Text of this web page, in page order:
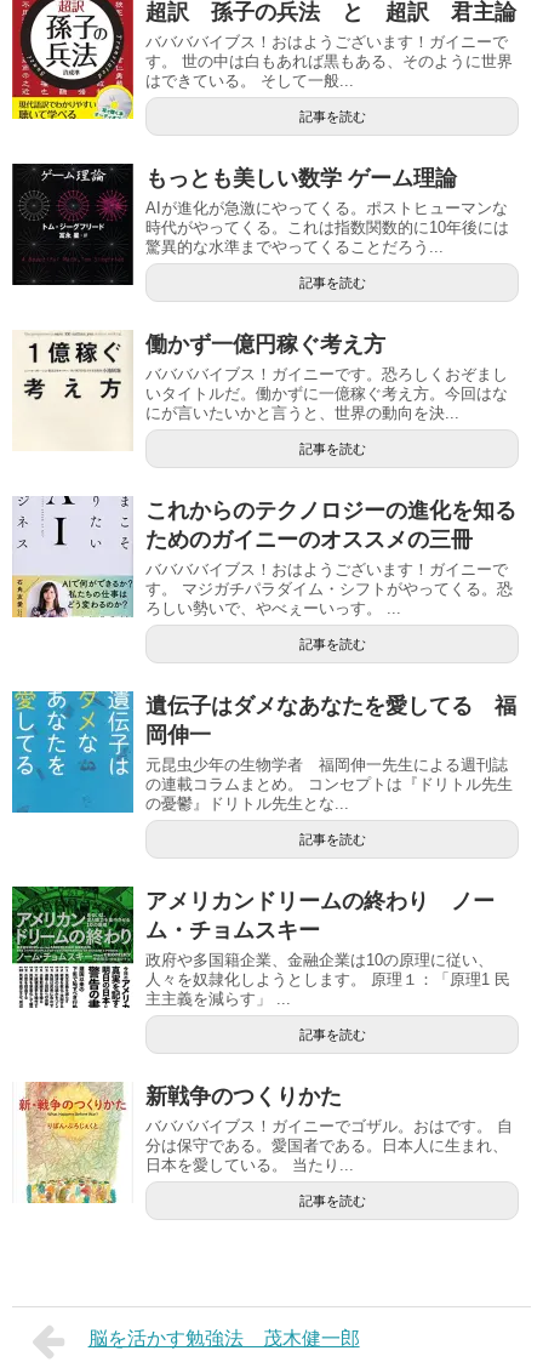
超訳 孫子の兵法 と 超訳 君主論
ババババイブス！おはようございます！ガイニーで
す。 世の中は白もあれば黒もある、そのように世界
はできている。 そして一般...
記事を読む
もっとも美しい数学 ゲーム理論
AIが進化が急激にやってくる。ポストヒューマンな
時代がやってくる。これは指数関数的に10年後には
驚異的な水準までやってくることだろう...
記事を読む
働かず一億円稼ぐ考え方
ババババイブス！ガイニーです。恐ろしくおぞまし
いタイトルだ。働かずに一億稼ぐ考え方。今回はな
にが言いたいかと言うと、世界の動向を決...
記事を読む
これからのテクノロジーの進化を知る
ためのガイニーのオススメの三冊
ババババイブス！おはようございます！ガイニーで
す。 マジガチパラダイム・シフトがやってくる。恐
ろしい勢いで、やべぇーいっす。 ...
記事を読む
遺伝子はダメなあなたを愛してる 福
岡伸一
元昆虫少年の生物学者 福岡伸一先生による週刊誌
の連載コラムまとめ。 コンセプトは『ドリトル先生
の憂鬱』ドリトル先生とな...
記事を読む
アメリカンドリームの終わり ノー
ム・チョムスキー
政府や多国籍企業、金融企業は10の原理に従い、
人々を奴隷化しようとします。 原理１：「原理1 民
主主義を減らす」 ...
記事を読む
新戦争のつくりかた
ババババイブス！ガイニーでゴザル。おはです。 自
分は保守である。愛国者である。日本人に生まれ、
日本を愛している。 当たり...
記事を読む
脳を活かす勉強法 茂木健一郎